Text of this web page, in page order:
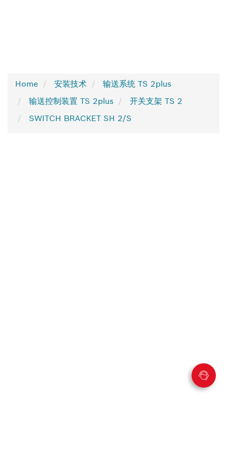
Home 安装技术
输送系统 TS 2plus
输送控制装置 TS 2plus
开关支架 TS 2
SWITCH BRACKET SH 2/S